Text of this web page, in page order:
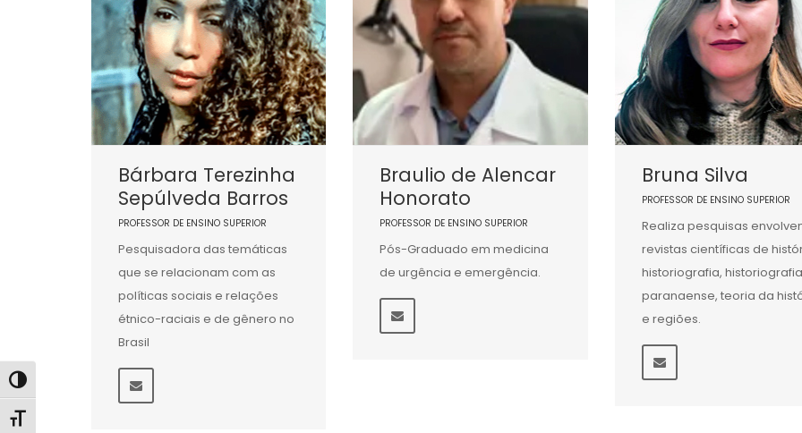
Alternar alto contraste
Alternar tamanho da fonte
Bárbara Terezinha
Sepúlveda Barros
PROFESSOR DE ENSINO SUPERIOR
Pesquisadora das temáticas
que se relacionam com as
políticas sociais e relações
étnico-raciais e de gênero no
Brasil
Braulio de Alencar
Honorato
PROFESSOR DE ENSINO SUPERIOR
Pós-Graduado em medicina
de urgência e emergência.
Bruna Silva
PROFESSOR DE ENSINO SUPERIOR
Realiza pesquisas
revistas científicas de
historiografia, historiografia
paranaense, teoria da
e regiões.